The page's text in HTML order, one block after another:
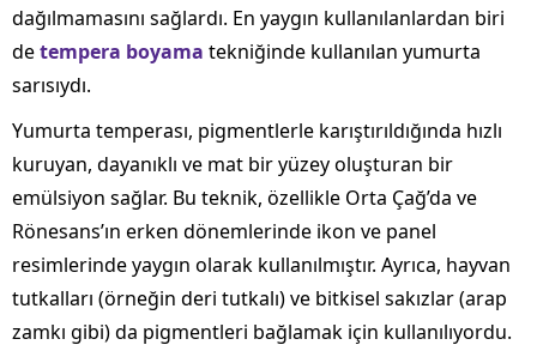
dağılmamasını sağlardı. En yaygın kullanılanlardan biri
detempera boyama tekniğinde kullanılan yumurta
sarısıydı.
Yumurta temperası, pigmentlerle karıştırıldığında hızlı
kuruyan, dayanıklı ve mat bir yüzey oluşturan bir
emülsiyon sağlar. Bu teknik, özellikle Orta Çağ’da ve
Rönesans’ın erken dönemlerinde ikon ve panel
resimlerinde yaygın olarak kullanılmıştır. Ayrıca, hayvan
tutkalları (örneğin deri tutkalı) ve bitkisel sakızlar (arap
zamkı gibi) da pigmentleri bağlamak için kullanılıyordu.